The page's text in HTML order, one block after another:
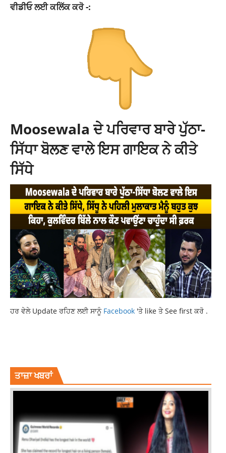
ਵੀਡੀਓ ਲਈ ਕਲਿੱਕ ਕਰੋ -:
Moosewala ਦੇ ਪਰਿਵਾਰ ਬਾਰੇ ਪੁੱਠਾ-
ਸਿੱਧਾ ਬੋਲਣ ਵਾਲੇ ਇਸ ਗਾਇਕ ਨੇ ਕੀਤੇ
ਸਿੱਧੇ
ਹਰ ਵੇਲੇ Update ਰਹਿਣ ਲਈ ਸਾਨੂੰ Facebook 'ਤੇ like ਤੇ See first ਕਰੋ .
ਤਾਜ਼ਾ ਖਬਰਾਂ